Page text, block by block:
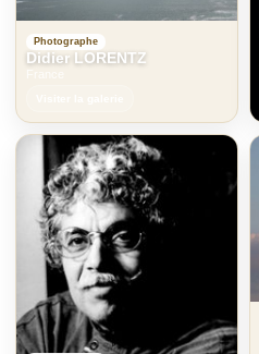
Photographe
Didier LORENTZ